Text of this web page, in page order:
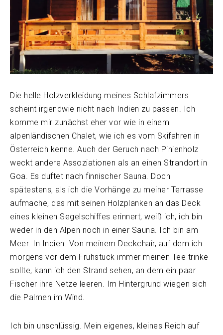
Die helle Holzverkleidung meines Schlafzimmers
scheint irgendwie nicht nach Indien zu passen. Ich
komme mir zunächst eher vor wie in einem
alpenländischen Chalet, wie ich es vom Skifahren in
Österreich kenne. Auch der Geruch nach Pinienholz
weckt andere Assoziationen als an einen Strandort in
Goa. Es duftet nach finnischer Sauna. Doch
spätestens, als ich die Vorhänge zu meiner Terrasse
aufmache, das mit seinen Holzplanken an das Deck
eines kleinen Segelschiffes erinnert, weiß ich, ich bin
weder in den Alpen noch in einer Sauna. Ich bin am
Meer. In Indien. Von meinem Deckchair, auf dem ich
morgens vor dem Frühstück immer meinen Tee trinke
sollte, kann ich den Strand sehen, an dem ein paar
Fischer ihre Netze leeren. Im Hintergrund wiegen sich
die Palmen im Wind.
Ich bin unschlüssig. Mein eigenes, kleines Reich auf